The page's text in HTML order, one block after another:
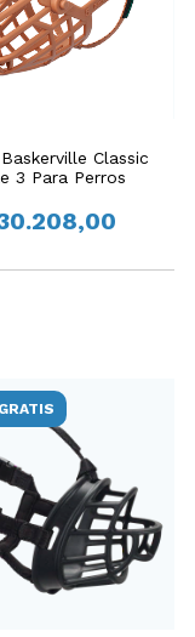
Classic
3 Para Perros